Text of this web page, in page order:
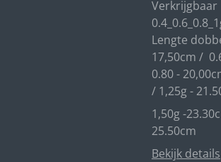
Verkrijgbaar
Lengte
17,50cm /
0.80 -
/ 1,25g -
1,50g -
25.50cm
Bekijk details